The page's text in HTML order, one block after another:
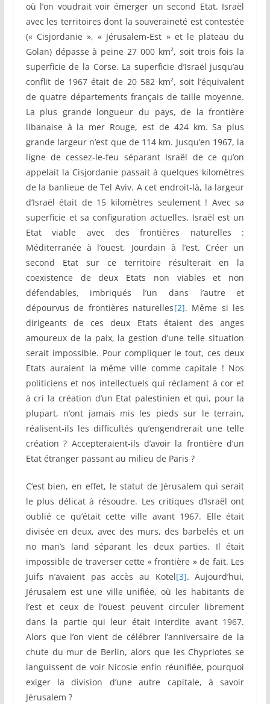
où l’on voudrait voir émerger un second Etat. Israël
avec les territoires dont la souveraineté est contestée
(« Cisjordanie », « Jérusalem-Est » et le plateau du
Golan) dépasse à peine 27 000 km², soit trois fois la
superficie de la Corse. La superficie d’Israël jusqu’au
conflit de 1967 était de 20 582 km², soit l’équivalent
de quatre départements français de taille moyenne.
La plus grande longueur du pays, de la frontière
libanaise à la mer Rouge, est de 424 km. Sa plus
grande largeur n’est que de 114 km. Jusqu’en 1967, la
ligne de cessez-le-feu séparant Israël de ce qu’on
appelait la Cisjordanie passait à quelques kilomètres
de la banlieue de Tel Aviv. A cet endroit-là, la largeur
d’Israël était de 15 kilomètres seulement ! Avec sa
superficie et sa configuration actuelles, Israël est un
Etat viable avec des frontières naturelles :
Méditerranée à l’ouest, Jourdain à l’est. Créer un
second Etat sur ce territoire résulterait en la
coexistence de deux Etats non viables et non
défendables, imbriqués l’un dans l’autre et
dépourvus de frontières naturelles[2]. Même si les
dirigeants de ces deux Etats étaient des anges
amoureux de la paix, la gestion d’une telle situation
serait impossible. Pour compliquer le tout, ces deux
Etats auraient la même ville comme capitale ! Nos
politiciens et nos intellectuels qui réclament à cor et
à cri la création d’un Etat palestinien et qui, pour la
plupart, n’ont jamais mis les pieds sur le terrain,
réalisent-ils les difficultés qu’engendrerait une telle
création ? Accepteraient-ils d’avoir la frontière d’un
Etat étranger passant au milieu de Paris ?
C’est bien, en effet, le statut de Jérusalem qui serait
le plus délicat à résoudre. Les critiques d’Israël ont
oublié ce qu’était cette ville avant 1967. Elle était
divisée en deux, avec des murs, des barbelés et un
no man’s land séparant les deux parties. Il était
impossible de traverser cette « frontière » de fait. Les
Juifs n’avaient pas accès au Kotel[3]. Aujourd’hui,
Jérusalem est une ville unifiée, où les habitants de
l’est et ceux de l’ouest peuvent circuler librement
dans la partie qui leur était interdite avant 1967.
Alors que l’on vient de célébrer l’anniversaire de la
chute du mur de Berlin, alors que les Chypriotes se
languissent de voir Nicosie enfin réunifiée, pourquoi
exiger la division d’une autre capitale, à savoir
Jérusalem ?